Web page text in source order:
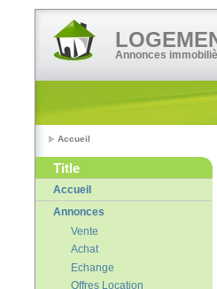
Annonces
Accueil
Title
Accueil
Annonces
Vente
Achat
Echange
Offres Location